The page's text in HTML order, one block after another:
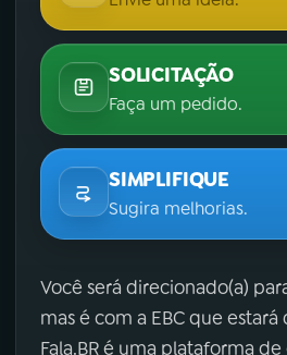
SOLICITAÇÃO
Faça um pedido.
SIMPLIFIQUE
Sugira melhorias.
Você será direcionado(a)
mas é com a EBC que
Fala.BR é uma plataforma